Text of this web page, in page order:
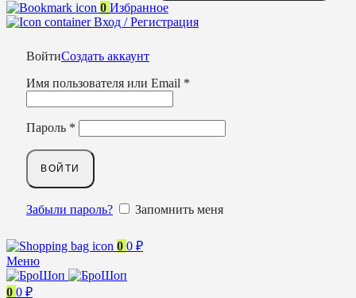
0 Избранное
Вход / Регистрация
ВойтиСоздать аккаунт
Имя пользователя или Email *
Пароль *
ВОЙТИ
Забыли пароль? Запомнить меня
0 0 ₽
Меню
0 0 ₽